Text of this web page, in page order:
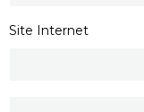
Site Internet